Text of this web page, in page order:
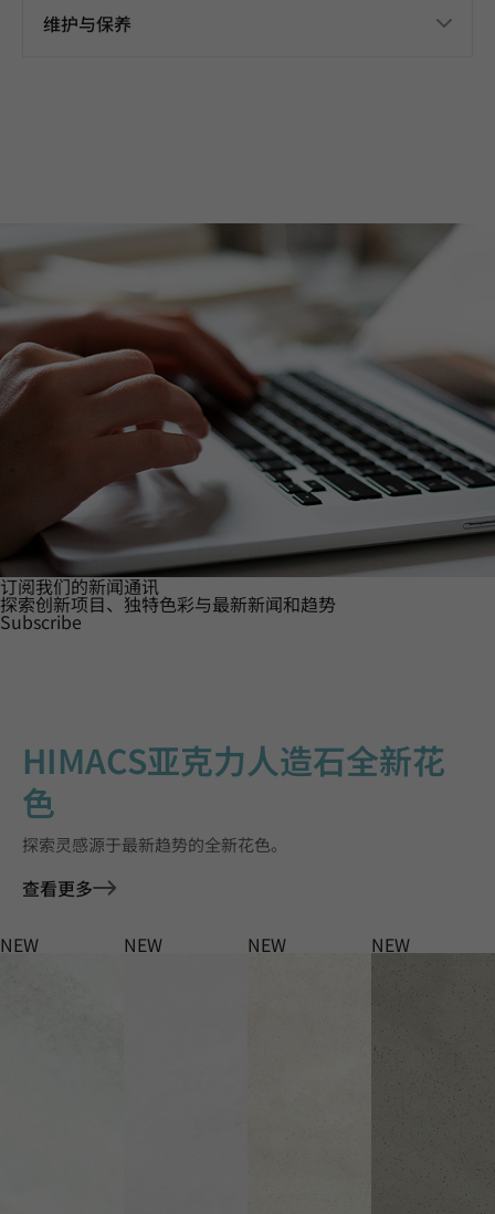
维护与保养
订阅我们的新闻通讯
探索创新项目、独特色彩与最新新闻和趋势
Subscribe
HIMACS亚克力人造石全新花
色
探索灵感源于最新趋势的全新花色。
查看更多
NEW NEW NEW NEW